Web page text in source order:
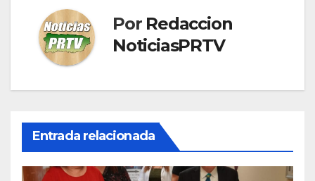
Por Redaccion
NoticiasPRTV
Entrada relacionada